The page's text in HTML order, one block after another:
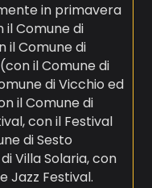
in primavera
il Comune di
il Comune di
il Comune di
di Vicchio ed
il Comune di
con il Festival
di Sesto
Villa Solaria, con
Jazz Festival.